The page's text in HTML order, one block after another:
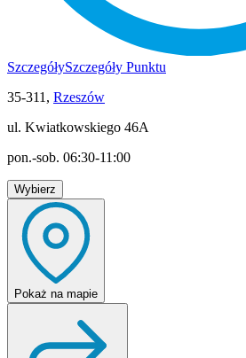
SzczegółySzczegóły Punktu
35-311, Rzeszów
ul. Kwiatkowskiego 46A
pon.-sob. 06:30-11:00
Wybierz
Pokaż na mapie